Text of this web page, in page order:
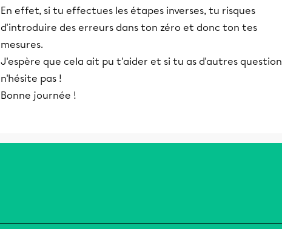
En effet, si tu effectues les étapes inverses, tu risques
d'introduire des erreurs dans ton zéro et donc ton tes
mesures.
J'espère que cela ait pu t'aider et si tu as d'autres
n'hésite pas !
Bonne journée !